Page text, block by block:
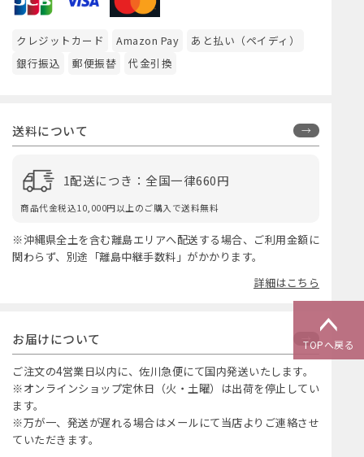
TOPへ戻る
クレジットカード Amazon Pay
あと払い（ペイディ）
銀行振込
郵便振替 代金引換
送料について
1配送につき：全国一律660円
商品代金税込10,000円以上のご購入で送料無料
※沖縄県全土を含む離島エリアへ配送する場合、ご利用金額に
関わらず、別途「離島中継手数料」がかかります。
詳細はこちら
お届けについて
ご注文の4営業日以内に、佐川急便にて国内発送いたします。
※オンラインショップ定休日（火・土曜）は出荷を停止してい
ます。
※万が一、発送が遅れる場合はメールにて当店よりご連絡させ
ていただきます。